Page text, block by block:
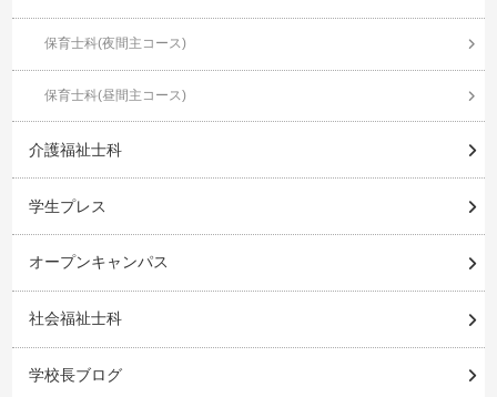
保育士科(夜間主コース)
保育士科(昼間主コース)
介護福祉士科
学生プレス
オープンキャンパス
社会福祉士科
学校長ブログ